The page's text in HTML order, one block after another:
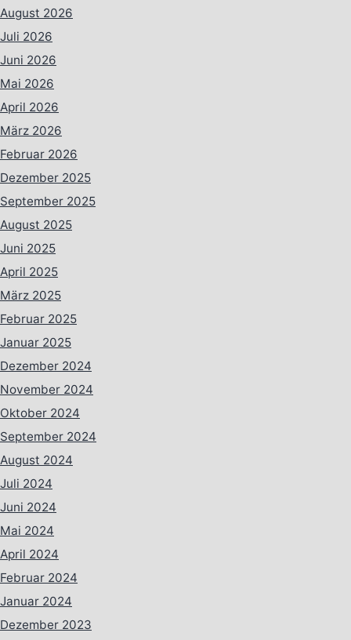
August 2026
Juli 2026
Juni 2026
Mai 2026
April 2026
März 2026
Februar 2026
Dezember 2025
September 2025
August 2025
Juni 2025
April 2025
März 2025
Februar 2025
Januar 2025
Dezember 2024
November 2024
Oktober 2024
September 2024
August 2024
Juli 2024
Juni 2024
Mai 2024
April 2024
Februar 2024
Januar 2024
Dezember 2023